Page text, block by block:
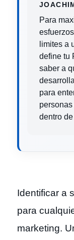
Para
limites a
define tu
saber a
para
dentro
Identificar a
para
marketing.